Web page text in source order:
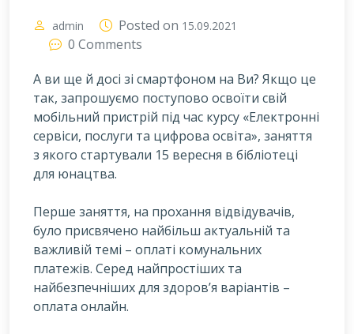
admin Posted on 15.09.2021
0 Comments
А ви ще й досі зі смартфоном на Ви? Якщо це
так, запрошуємо поступово освоїти свій
мобільний пристрій під час курсу «Електронні
сервіси, послуги та цифрова освіта», заняття
з якого стартували 15 вересня в бібліотеці
для юнацтва.
Перше заняття, на прохання відвідувачів,
було присвячено найбільш актуальній та
важливій темі – оплаті комунальних
платежів. Серед найпростіших та
найбезпечніших для здоров’я варіантів –
оплата онлайн.